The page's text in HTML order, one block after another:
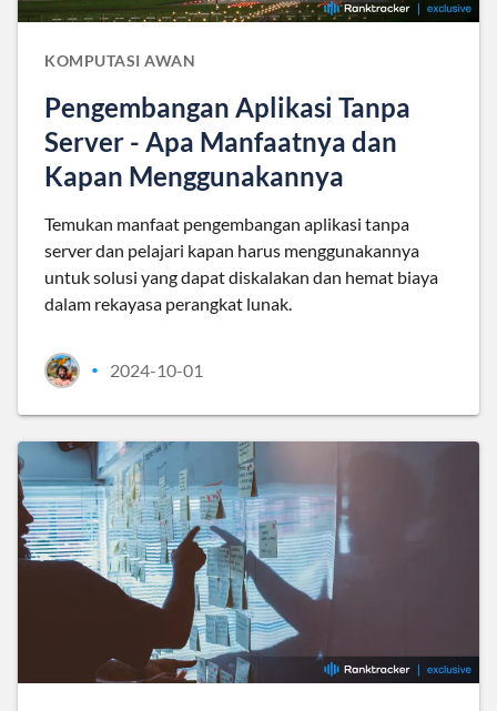
KOMPUTASI AWAN
Pengembangan Aplikasi Tanpa
Server - Apa Manfaatnya dan
Kapan Menggunakannya
Temukan manfaat pengembangan aplikasi tanpa
server dan pelajari kapan harus menggunakannya
untuk solusi yang dapat diskalakan dan hemat biaya
dalam rekayasa perangkat lunak.
• 2024-10-01